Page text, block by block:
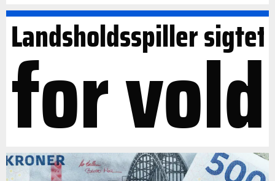
Landsholdsspiller sigtet
for vold